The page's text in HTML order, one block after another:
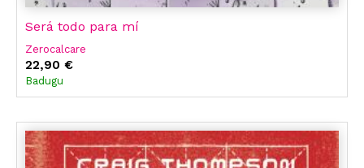
Será todo para mí
Zerocalcare
22,90 €
Badugu